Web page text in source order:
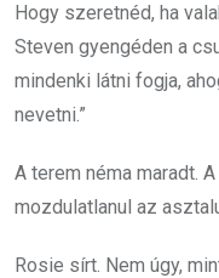
Hogy szeretnéd, ha
Steven gyengéden a
mindenki látni fogja,
nevetni.”
A terem néma maradt.
mozdulatlanul az
Rosie sírt. Nem úgy,